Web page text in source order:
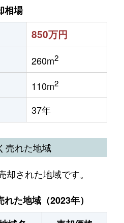
相場
850万円
260m2
110m2
37年
売れた地域
された地域です。
た地域（2023年）